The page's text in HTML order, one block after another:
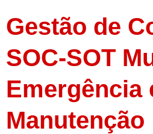
Gestão de
SOC-SOT
Emergência
Manutenção